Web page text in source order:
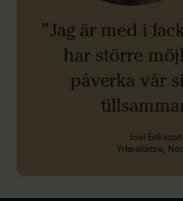
”Jag är med i
har större
påverka vår
Joel Eriksson
Yrkeslärare,